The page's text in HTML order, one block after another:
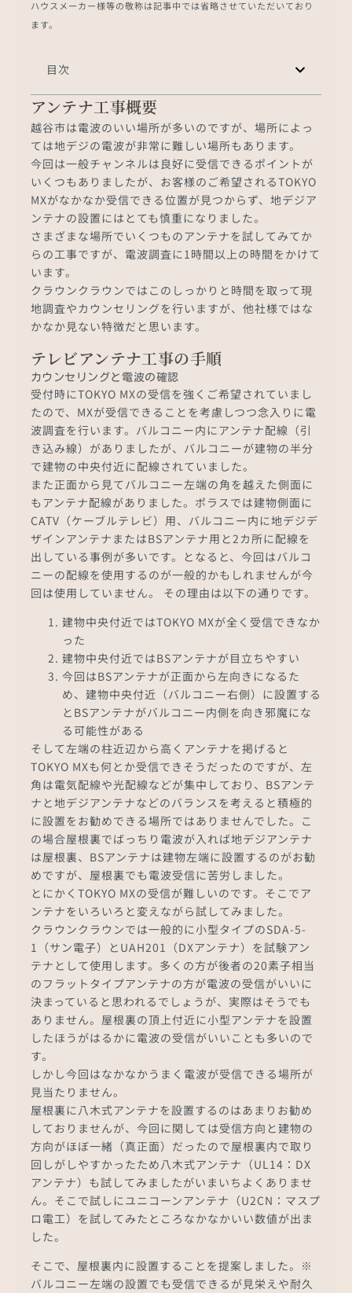
ハウスメーカー様等の敬称は記事中では省略させていただいており
ます。
目次
アンテナ工事概要
越谷市は電波のいい場所が多いのですが、場所によっ
ては地デジの電波が非常に難しい場所もあります。
今回は一般チャンネルは良好に受信できるポイントが
いくつもありましたが、お客様のご希望されるTOKYO
MXがなかなか受信できる位置が見つからず、地デジア
ンテナの設置にはとても慎重になりました。
さまざまな場所でいくつものアンテナを試してみてか
らの工事ですが、電波調査に1時間以上の時間をかけて
います。
クラウンクラウンではこのしっかりと時間を取って現
地調査やカウンセリングを行いますが、他社様ではな
かなか見ない特徴だと思います。
テレビアンテナ工事の手順
カウンセリングと電波の確認
受付時にTOKYO MXの受信を強くご希望されていまし
たので、MXが受信できることを考慮しつつ念入りに電
波調査を行います。バルコニー内にアンテナ配線（引
き込み線）がありましたが、バルコニーが建物の半分
で建物の中央付近に配線されていました。
また正面から見てバルコニー左端の角を越えた側面に
もアンテナ配線がありました。ポラスでは建物側面に
CATV（ケーブルテレビ）用、バルコニー内に地デジデ
ザインアンテナまたはBSアンテナ用と2カ所に配線を
出している事例が多いです。となると、今回はバルコ
ニーの配線を使用するのが一般的かもしれませんが今
回は使用していません。 その理由は以下の通りです。
建物中央付近ではTOKYO MXが全く受信できなか
った
建物中央付近ではBSアンテナが目立ちやすい
今回はBSアンテナが正面から左向きになるた
め、建物中央付近（バルコニー右側）に設置する
とBSアンテナがバルコニー内側を向き邪魔にな
る可能性がある
そして左端の柱近辺から高くアンテナを掲げると
TOKYO MXも何とか受信できそうだったのですが、左
角は電気配線や光配線などが集中しており、BSアンテ
ナと地デジアンテナなどのバランスを考えると積極的
に設置をお勧めできる場所ではありませんでした。こ
の場合屋根裏でばっちり電波が入れば地デジアンテナ
は屋根裏、BSアンテナは建物左端に設置するのがお勧
めですが、屋根裏でも電波受信に苦労しました。
とにかくTOKYO MXの受信が難しいのです。そこでア
ンテナをいろいろと変えながら試してみました。
クラウンクラウンでは一般的に小型タイプのSDA-5-
1（サン電子）とUAH201（DXアンテナ）を試験アン
テナとして使用します。多くの方が後者の20素子相当
のフラットタイプアンテナの方が電波の受信がいいに
決まっていると思われるでしょうが、実際はそうでも
ありません。屋根裏の頂上付近に小型アンテナを設置
したほうがはるかに電波の受信がいいことも多いので
す。
しかし今回はなかなかうまく電波が受信できる場所が
見当たりません。
屋根裏に八木式アンテナを設置するのはあまりお勧め
しておりませんが、今回に関しては受信方向と建物の
方向がほぼ一緒（真正面）だったので屋根裏内で取り
回しがしやすかったため八木式アンテナ（UL14：DX
アンテナ）も試してみましたがいまいちよくありませ
ん。そこで試しにユニコーンアンテナ（U2CN：マスプ
ロ電工）を試してみたところなかなかいい数値が出ま
した。
そこで、屋根裏内に設置することを提案しました。※
バルコニー左端の設置でも受信できるが見栄えや耐久